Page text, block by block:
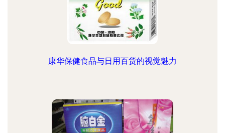
康华保健食品与日用百货的视觉魅力